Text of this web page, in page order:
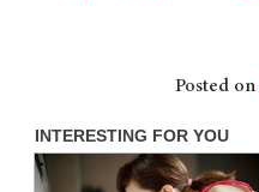
Posted on